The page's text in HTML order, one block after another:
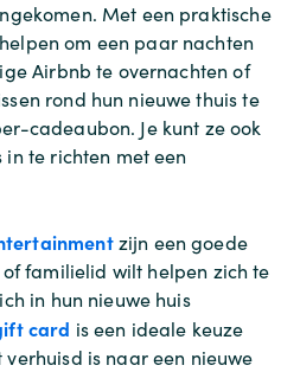
Met een praktische
om een paar nachten
Airbnb te overnachten of
rond hun nieuwe thuis te
cadeaubon. Je kunt ze ook
in te richten met een
zijn een goede
familielid wilt helpen zich te
in hun nieuwe huis
card is een ideale keuze
is naar een nieuwe